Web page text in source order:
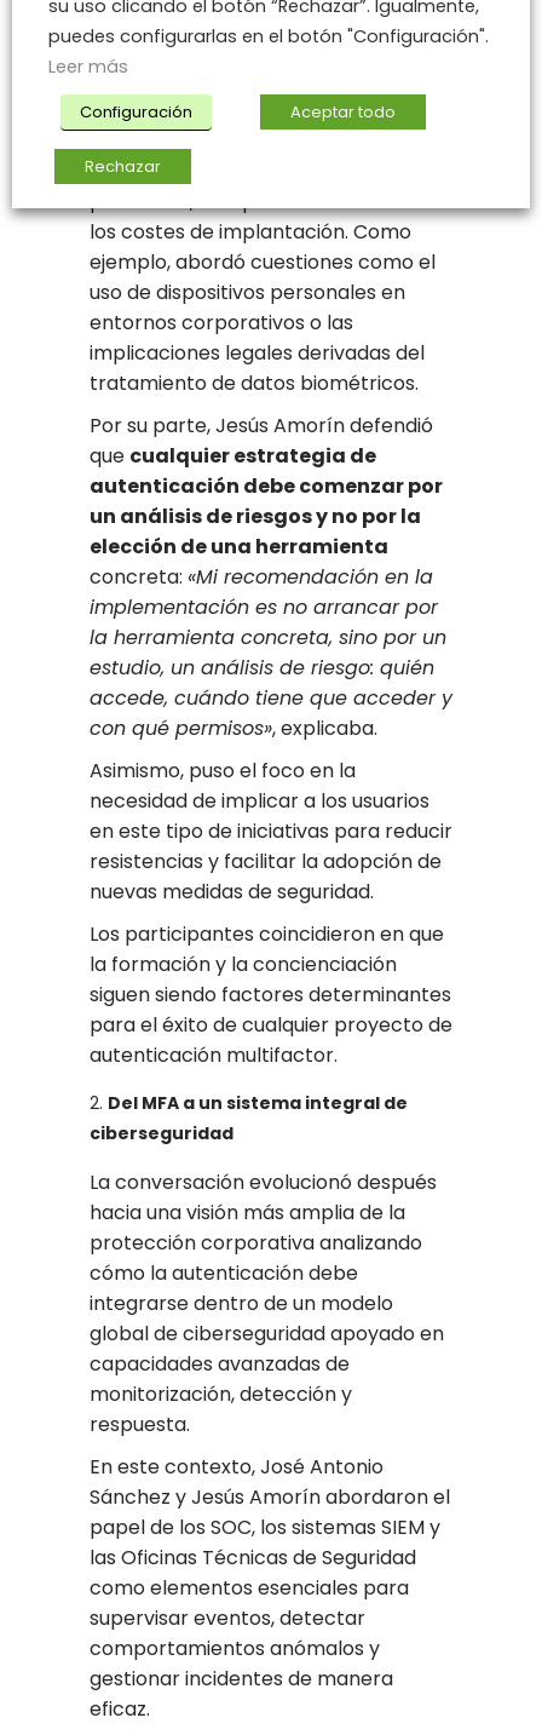
mecanismos de autenticación
robusta (desde aplicaciones de
autenticación y
sistemas biométricos), aunque su
obstáculos relacionados con la
privacidad, la experiencia de usuario o
los costes de implantación. Como
ejemplo, abordó cuestiones como el
uso de dispositivos personales en
entornos corporativos o las
implicaciones legales derivadas del
tratamiento de datos biométricos.
Por su parte, Jesús Amorín defendió
que cualquier estrategia de
autenticación debe comenzar por
un análisis de riesgos y no por la
elección de una herramienta
concreta: «Mi recomendación en la
implementación es no arrancar por
la herramienta concreta, sino por un
estudio, un análisis de riesgo: quién
accede, cuándo tiene que acceder y
con qué permisos», explicaba.
Asimismo, puso el foco en la
necesidad de implicar a los usuarios
en este tipo de iniciativas para reducir
resistencias y facilitar la adopción de
nuevas medidas de seguridad.
Los participantes coincidieron en que
la formación y la concienciación
siguen siendo factores determinantes
para el éxito de cualquier proyecto de
autenticación multifactor.
Del MFA a un sistema integral de
ciberseguridad
La conversación evolucionó después
hacia una visión más amplia de la
protección corporativa analizando
cómo la autenticación debe
integrarse dentro de un modelo
global de ciberseguridad apoyado en
capacidades avanzadas de
monitorización, detección y
respuesta.
En este contexto, José Antonio
Sánchez y Jesús Amorín abordaron el
papel de los SOC, los sistemas SIEM y
las Oficinas Técnicas de Seguridad
como elementos esenciales para
supervisar eventos, detectar
comportamientos anómalos y
gestionar incidentes de manera
eficaz.
su uso clicando el botón “Rechazar”. Igualmente,
puedes configurarlas en el botón "Configuración".
Leer más
Configuración Aceptar todo
Rechazar